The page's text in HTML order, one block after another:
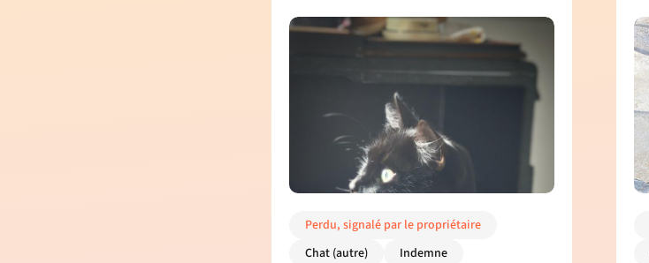
Perdu, signalé par le propriétaire
Chat (autre)
Indemne